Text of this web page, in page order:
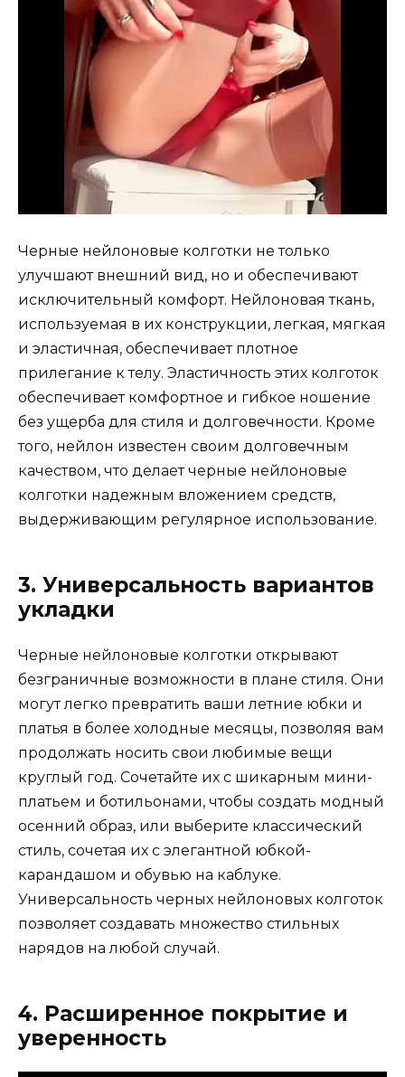
Черные нейлоновые колготки не только
улучшают внешний вид, но и обеспечивают
исключительный комфорт. Нейлоновая ткань,
используемая в их конструкции, легкая, мягкая
и эластичная, обеспечивает плотное
прилегание к телу. Эластичность этих колготок
обеспечивает комфортное и гибкое ношение
без ущерба для стиля и долговечности. Кроме
того, нейлон известен своим долговечным
качеством, что делает черные нейлоновые
колготки надежным вложением средств,
выдерживающим регулярное использование.
3. Универсальность вариантов
укладки
Черные нейлоновые колготки открывают
безграничные возможности в плане стиля. Они
могут легко превратить ваши летние юбки и
платья в более холодные месяцы, позволяя вам
продолжать носить свои любимые вещи
круглый год. Сочетайте их с шикарным мини-
платьем и ботильонами, чтобы создать модный
осенний образ, или выберите классический
стиль, сочетая их с элегантной юбкой-
карандашом и обувью на каблуке.
Универсальность черных нейлоновых колготок
позволяет создавать множество стильных
нарядов на любой случай.
4. Расширенное покрытие и
уверенность